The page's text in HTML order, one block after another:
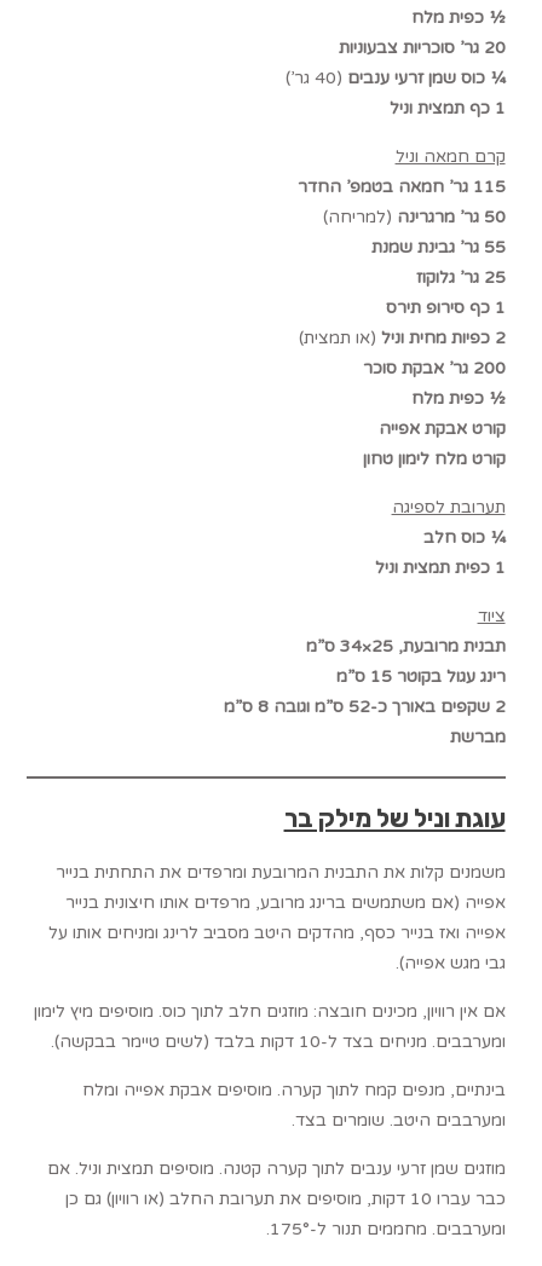
½ כפית מלח
20 גר’ סוכריות צבעוניות
¼ כוס שמן זרעי ענבים (40 גר’)
1 כף תמצית וניל
קרם חמאה וניל
115 גר’ חמאה בטמפ’ החדר
50 גר’ מרגרינה
(למריחה)
55 גר’ גבינת שמנת
25 גר’ גלוקוז
1 כף סירופ תירס
2 כפיות מחית וניל
(או תמצית)
200 גר’ אבקת סוכר
½ כפית מלח
קורט אבקת אפייה
קורט מלח לימון טחון
תערובת לספיגה
¼ כוס חלב
1 כפית תמצית וניל
ציוד
תבנית מרובעת, 25×34 ס”מ
רינג עגול בקוטר 15 ס”מ
2 שקפים באורך כ-52 ס”מ וגובה 8 ס”מ
מברשת
עוגת וניל של מילק בר
משמנים קלות את התבנית המרובעת ומרפדים את התחתית בנייר
אפייה (אם משתמשים ברינג מרובע, מרפדים אותו חיצונית בנייר
אפייה ואז בנייר כסף, מהדקים היטב מסביב לרינג ומניחים אותו על
גבי מגש אפייה).
אם אין רוויון, מכינים חובצה: מוזגים חלב לתוך כוס. מוסיפים מיץ לימון
ומערבבים. מניחים בצד ל-10 דקות בלבד (לשים טיימר בבקשה).
בינתיים, מנפים קמח לתוך קערה. מוסיפים אבקת אפייה ומלח
ומערבבים היטב. שומרים בצד.
מוזגים שמן זרעי ענבים לתוך קערה קטנה. מוסיפים תמצית וניל. אם
כבר עברו 10 דקות, מוסיפים את תערובת החלב (או רוויון) גם כן
ומערבבים. מחממים תנור ל-175°.